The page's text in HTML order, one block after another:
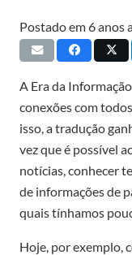
Postado em6 anos
A Era da Informação
conexõescom
isso,atradução
vez queé possível
notícias,conhecer
de informações de
quaistínhamos
Hoje, por exemplo,